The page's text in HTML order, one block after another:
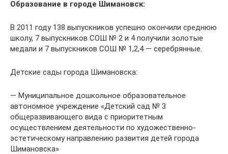
Образование в городе Шимановск:
В 2011 году 138 выпускников успешно окончили среднюю
школу, 7 выпускников СОШ № 2 и 4 получили золотые
медали и 7 выпускников СОШ № 1,2,4 — серебрянные.
Детские сады города Шимановска:
— Муниципальное дошкольное образовательное
автономное учреждение «Детский сад № 3
общеразвивающего вида с приоритетным
осуществлением деятельности по художественно-
эстетическому направлению развития детей города
Шимановска»